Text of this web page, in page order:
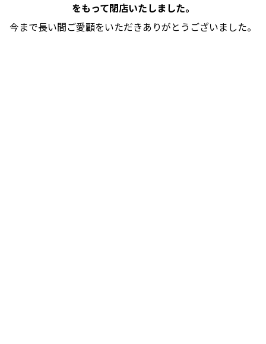
をもって閉店いたしました。
今まで長い間ご愛顧をいただきありがとうございました。